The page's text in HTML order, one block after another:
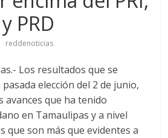
PRD
reddenoticias
Los resultados que se
elección del 2 de junio,
avances que ha tenido
en Tamaulipas y a nivel
que son más que evidentes a